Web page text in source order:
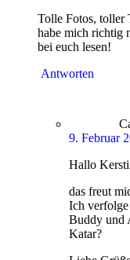
Tolle Fotos, toller
habe mich richtig
bei euch lesen!
Antworten
9. Februar
Hallo
das freut
Ich
Buddy und
Katar?